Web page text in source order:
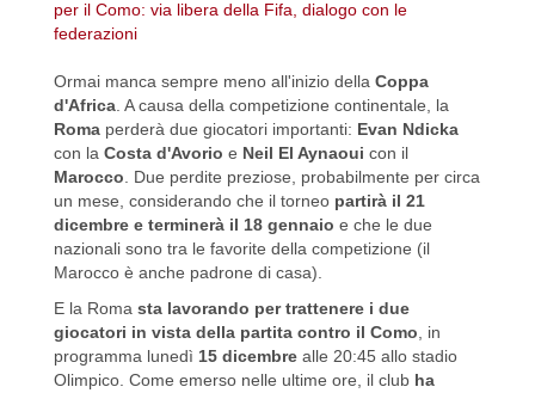
Ormai manca sempre meno all'inizio della Coppa
d'Africa. A causa della competizione continentale, la
Roma perderà due giocatori importanti: Evan Ndicka
con la Costa d'Avorio e Neil El Aynaoui con il
Marocco. Due perdite preziose, probabilmente per circa
un mese, considerando che il torneo partirà il 21
dicembre e terminerà il 18 gennaio e che le due
nazionali sono tra le favorite della competizione (il
Marocco è anche padrone di casa).
E la Roma sta lavorando per trattenere i due
giocatori in vista della partita contro il Como, in
programma lunedì 15 dicembre alle 20:45 allo stadio
Olimpico. Come emerso nelle ultime ore, il club ha